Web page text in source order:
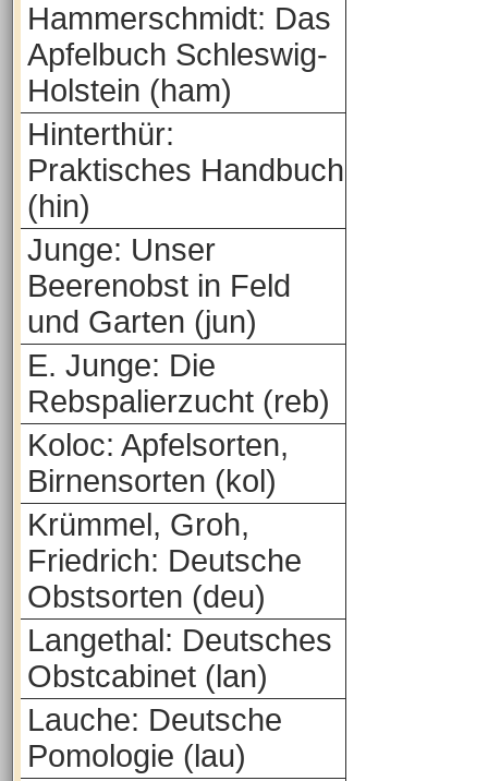
Hammerschmidt: Das
Apfelbuch Schleswig-
Holstein (ham)
Hinterthür:
Praktisches Handbuch
(hin)
Junge: Unser
Beerenobst in Feld
und Garten (jun)
E. Junge: Die
Rebspalierzucht (reb)
Koloc: Apfelsorten,
Birnensorten (kol)
Krümmel, Groh,
Friedrich: Deutsche
Obstsorten (deu)
Langethal: Deutsches
Obstcabinet (lan)
Lauche: Deutsche
Pomologie (lau)